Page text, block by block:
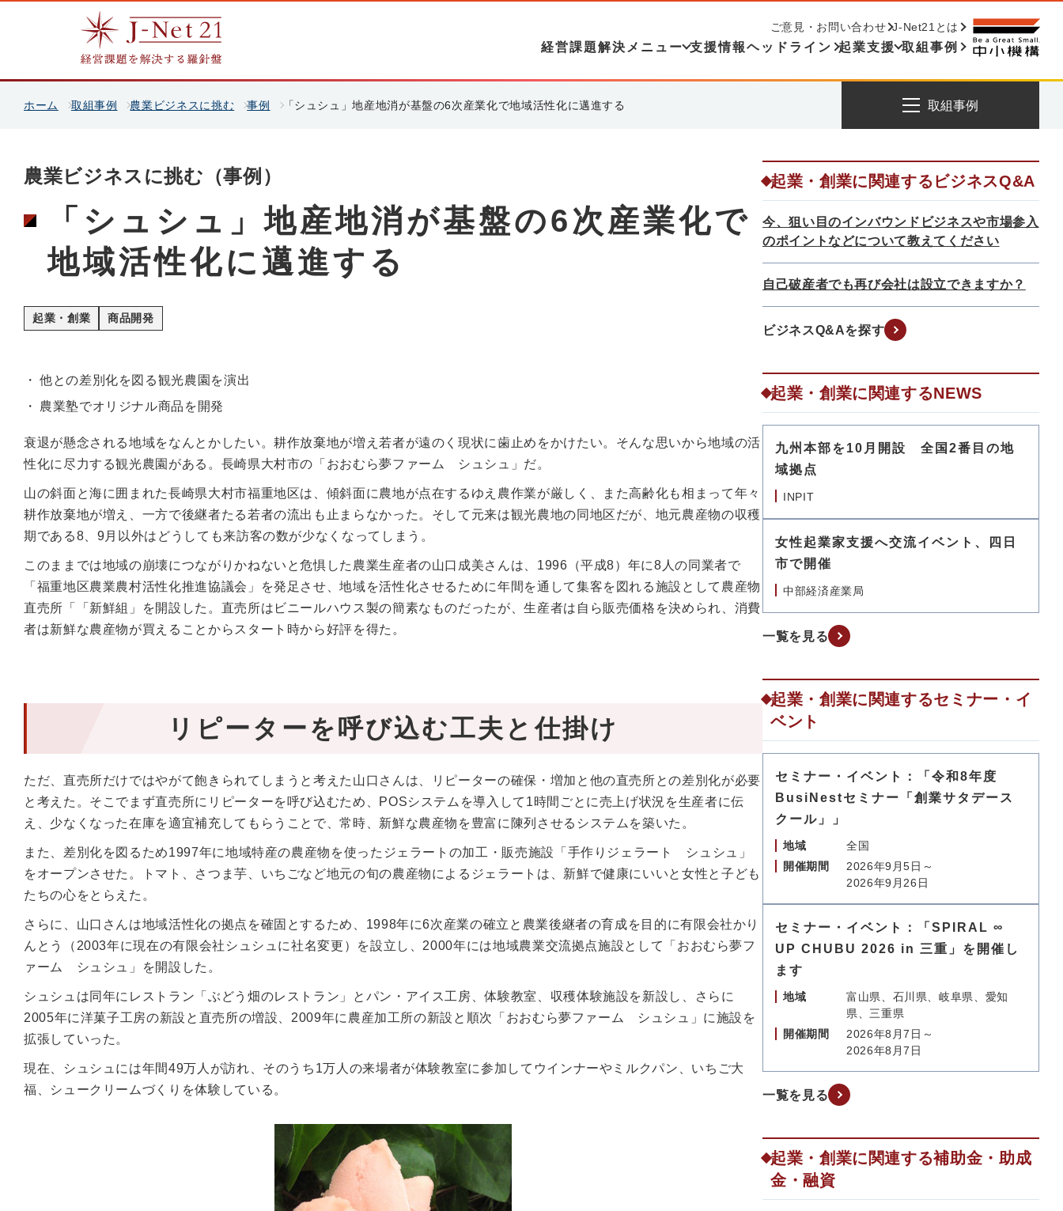
経営課題解決メニュー 支援情報ヘッドライン 起業支援 取組事例
ご意見・お問い合わせ J-Net21とは
ホーム 取組事例 農業ビジネスに挑む 事例 「シュシュ」地産地消が基盤の6次産業化で地域活性化に邁進する 取組事例
農業ビジネスに挑む（事例）
「シュシュ」地産地消が基盤の6次産業化で
地域活性化に邁進する
起業・創業 商品開発
他との差別化を図る観光農園を演出
農業塾でオリジナル商品を開発
衰退が懸念される地域をなんとかしたい。耕作放棄地が増え若者が遠のく現状に歯止めをかけたい。そんな思いから地域の活
性化に尽力する観光農園がある。長崎県大村市の「おおむら夢ファーム シュシュ」だ。
山の斜面と海に囲まれた長崎県大村市福重地区は、傾斜面に農地が点在するゆえ農作業が厳しく、また高齢化も相まって年々
耕作放棄地が増え、一方で後継者たる若者の流出も止まらなかった。そして元来は観光農地の同地区だが、地元農産物の収穫
期である8、9月以外はどうしても来訪客の数が少なくなってしまう。
このままでは地域の崩壊につながりかねないと危惧した農業生産者の山口成美さんは、1996（平成8）年に8人の同業者で
「福重地区農業農村活性化推進協議会」を発足させ、地域を活性化させるために年間を通して集客を図れる施設として農産物
直売所「「新鮮組」を開設した。直売所はビニールハウス製の簡素なものだったが、生産者は自ら販売価格を決められ、消費
者は新鮮な農産物が買えることからスタート時から好評を得た。
リピーターを呼び込む工夫と仕掛け
ただ、直売所だけではやがて飽きられてしまうと考えた山口さんは、リピーターの確保・増加と他の直売所との差別化が必要
と考えた。そこでまず直売所にリピーターを呼び込むため、POSシステムを導入して1時間ごとに売上げ状況を生産者に伝
え、少なくなった在庫を適宜補充してもらうことで、常時、新鮮な農産物を豊富に陳列させるシステムを築いた。
また、差別化を図るため1997年に地域特産の農産物を使ったジェラートの加工・販売施設「手作りジェラート シュシュ」
をオープンさせた。トマト、さつま芋、いちごなど地元の旬の農産物によるジェラートは、新鮮で健康にいいと女性と子ども
たちの心をとらえた。
さらに、山口さんは地域活性化の拠点を確固とするため、1998年に6次産業の確立と農業後継者の育成を目的に有限会社かり
んとう（2003年に現在の有限会社シュシュに社名変更）を設立し、2000年には地域農業交流拠点施設として「おおむら夢フ
ァーム シュシュ」を開設した。
シュシュは同年にレストラン「ぶどう畑のレストラン」とパン・アイス工房、体験教室、収穫体験施設を新設し、さらに
2005年に洋菓子工房の新設と直売所の増設、2009年に農産加工所の新設と順次「おおむら夢ファーム シュシュ」に施設を
拡張していった。
現在、シュシュには年間49万人が訪れ、そのうち1万人の来場者が体験教室に参加してウインナーやミルクパン、いちご大
福、シュークリームづくりを体験している。
起業・創業に関連するビジネスQ&A
今、狙い目のインバウンドビジネスや市場参入
のポイントなどについて教えてください
自己破産者でも再び会社は設立できますか？
ビジネスQ&Aを探す
起業・創業に関連するNEWS
九州本部を10月開設 全国2番目の地
域拠点
INPIT
女性起業家支援へ交流イベント、四日
市で開催
中部経済産業局
一覧を見る
起業・創業に関連するセミナー・イ
ベント
セミナー・イベント：「令和8年度
BusiNestセミナー「創業サタデース
クール」」
地域
全国
開催期間
2026年9月5日～
2026年9月26日
セミナー・イベント：「SPIRAL ∞
UP CHUBU 2026 in 三重」を開催し
ます
地域
富山県、石川県、岐阜県、愛知
県、三重県
開催期間
2026年8月7日～
2026年8月7日
一覧を見る
起業・創業に関連する補助金・助成
金・融資